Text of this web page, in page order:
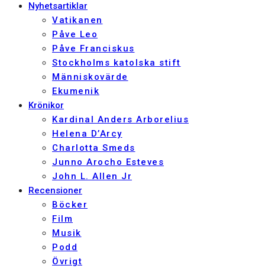
Nyhetsartiklar
Vatikanen
Påve Leo
Påve Franciskus
Stockholms katolska stift
Människovärde
Ekumenik
Krönikor
Kardinal Anders Arborelius
Helena D’Arcy
Charlotta Smeds
Junno Arocho Esteves
John L. Allen Jr
Recensioner
Böcker
Film
Musik
Podd
Övrigt